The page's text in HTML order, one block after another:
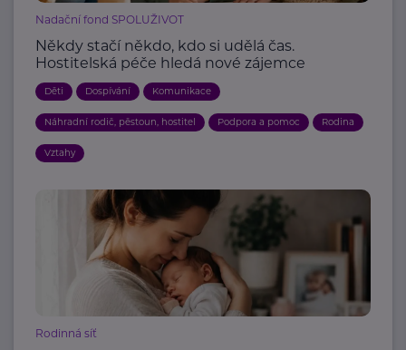
Nadační fond SPOLUŽIVOT
Někdy stačí někdo, kdo si udělá čas.
Hostitelská péče hledá nové zájemce
Děti Dospívání Komunikace
Náhradní rodič, pěstoun, hostitel Podpora a pomoc Rodina
Vztahy
Rodinná síť